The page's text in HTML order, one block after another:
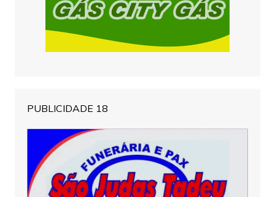
PUBLICIDADE 18